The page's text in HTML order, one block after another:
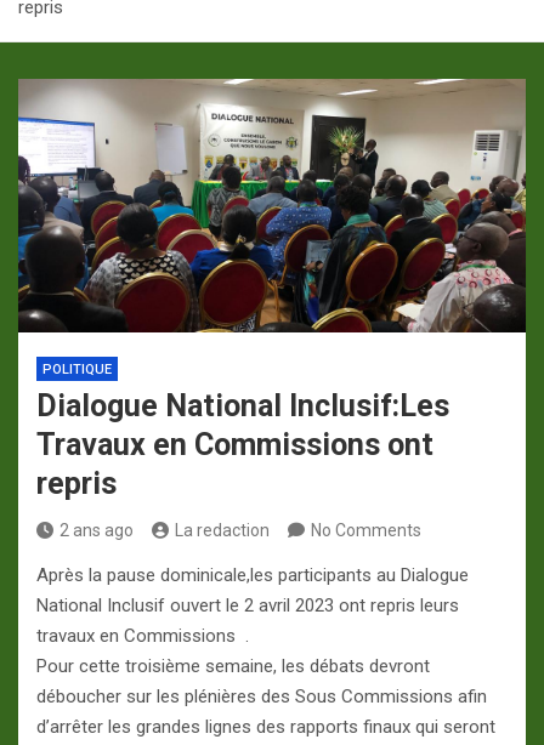
repris
POLITIQUE
Dialogue National Inclusif:Les
Travaux en Commissions ont
repris
2 ans ago La redaction No Comments
Après la pause dominicale,les participants au Dialogue
National Inclusif ouvert le 2 avril 2023 ont repris leurs
travaux en Commissions .
Pour cette troisième semaine, les débats devront
déboucher sur les plénières des Sous Commissions afin
d’arrêter les grandes lignes des rapports finaux qui seront
p